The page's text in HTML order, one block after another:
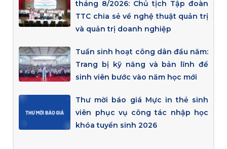
tháng 8/2026: Chủ tịch Tập đoàn
TTC chia sẻ về nghệ thuật quản trị
và quản trị doanh nghiệp
Tuần sinh hoạt công dân đầu năm:
Trang bị kỹ năng và bản lĩnh để
sinh viên bước vào năm học mới
Thư mời báo giá Mực in thẻ sinh
viên phục vụ công tác nhập học
khóa tuyển sinh 2026